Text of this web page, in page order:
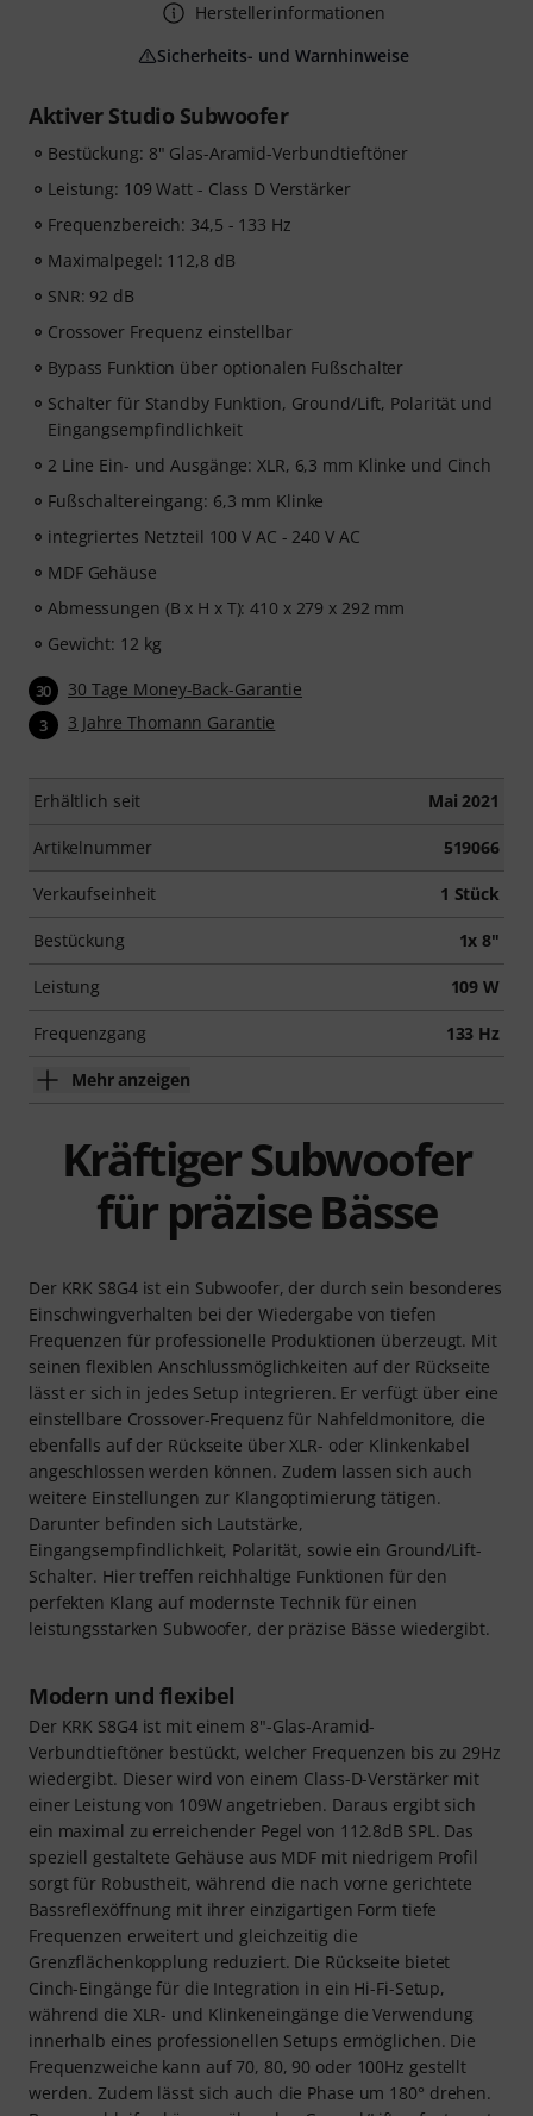
Aktiver Studio Subwoofer
Bestückung: 8" Glas-Aramid-Verbundtieftöner
Leistung: 109 Watt - Class D Verstärker
Frequenzbereich: 34,5 - 133 Hz
Maximalpegel: 112,8 dB
SNR: 92 dB
Crossover Frequenz einstellbar
Bypass Funktion über optionalen Fußschalter
Schalter für Standby Funktion, Ground/Lift, Polarität und
Eingangsempfindlichkeit
2 Line Ein- und Ausgänge: XLR, 6,3 mm Klinke und Cinch
Fußschaltereingang: 6,3 mm Klinke
integriertes Netzteil 100 V AC - 240 V AC
MDF Gehäuse
Abmessungen (B x H x T): 410 x 279 x 292 mm
Gewicht: 12 kg
30 30 Tage Money-Back-Garantie
3 3 Jahre Thomann Garantie
Erhältlich seit Mai 2021
Artikelnummer 519066
Verkaufseinheit 1 Stück
Bestückung 1x 8"
Leistung 109 W
Frequenzgang 133 Hz
Mehr anzeigen
Herstellerinformationen
Sicherheits- und Warnhinweise
Kräftiger Subwoofer
für präzise Bässe
Der KRK S8G4 ist ein Subwoofer, der durch sein besonderes
Einschwingverhalten bei der Wiedergabe von tiefen
Frequenzen für professionelle Produktionen überzeugt. Mit
seinen flexiblen Anschlussmöglichkeiten auf der Rückseite
lässt er sich in jedes Setup integrieren. Er verfügt über eine
einstellbare Crossover-Frequenz für Nahfeldmonitore, die
ebenfalls auf der Rückseite über XLR- oder Klinkenkabel
angeschlossen werden können. Zudem lassen sich auch
weitere Einstellungen zur Klangoptimierung tätigen.
Darunter befinden sich Lautstärke,
Eingangsempfindlichkeit, Polarität, sowie ein Ground/Lift-
Schalter. Hier treffen reichhaltige Funktionen für den
perfekten Klang auf modernste Technik für einen
leistungsstarken Subwoofer, der präzise Bässe wiedergibt.
Modern und flexibel
Der KRK S8G4 ist mit einem 8"-Glas-Aramid-
Verbundtieftöner bestückt, welcher Frequenzen bis zu 29Hz
wiedergibt. Dieser wird von einem Class-D-Verstärker mit
einer Leistung von 109W angetrieben. Daraus ergibt sich
ein maximal zu erreichender Pegel von 112.8dB SPL. Das
speziell gestaltete Gehäuse aus MDF mit niedrigem Profil
sorgt für Robustheit, während die nach vorne gerichtete
Bassreflexöffnung mit ihrer einzigartigen Form tiefe
Frequenzen erweitert und gleichzeitig die
Grenzflächenkopplung reduziert. Die Rückseite bietet
Cinch-Eingänge für die Integration in ein Hi-Fi-Setup,
während die XLR- und Klinkeneingänge die Verwendung
innerhalb eines professionellen Setups ermöglichen. Die
Frequenzweiche kann auf 70, 80, 90 oder 100Hz gestellt
werden. Zudem lässt sich auch die Phase um 180° drehen.